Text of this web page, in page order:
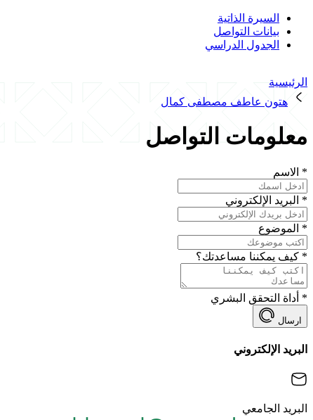
السيرة الذاتية
بيانات التواصل
الجدول الدراسي
الرئيسية
هتون عاطف مصطفى كمال
معلومات التواصل
* الاسم
* البريد الإلكتروني
* الموضوع
* كيف يمكننا مساعدتك؟
* أداة التحقق البشري
ارسال
البريد الإلكتروني
البريد الجامعي